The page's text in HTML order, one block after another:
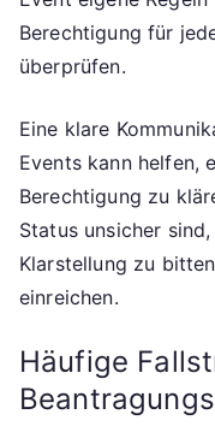
Berechtigung für
überprüfen.
Eine klare
Events kann helfen,
Berechtigung zu
Status unsicher
Klarstellung zu
einreichen.
Häufige